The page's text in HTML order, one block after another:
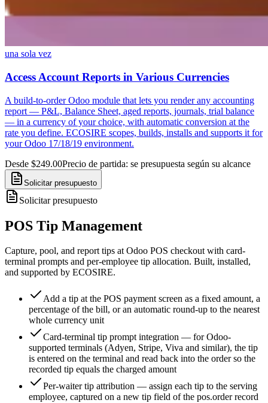
una sola vez
Access Account Reports in Various Currencies
A build-to-order Odoo module that lets you render any accounting
report — P&L, Balance Sheet, aged reports, journals, trial balance
— in a currency of your choice, with automatic conversion at the
rate you define. ECOSIRE scopes, builds, installs and supports it for
your Odoo 17/18/19 environment.
Desde $249.00Precio de partida: se presupuesta según su alcance
Solicitar presupuesto
Solicitar presupuesto
POS Tip Management
Capture, pool, and report tips at Odoo POS checkout with card-
terminal prompts and per-employee tip allocation. Built, installed,
and supported by ECOSIRE.
Add a tip at the POS payment screen as a fixed amount, a
percentage of the bill, or an automatic round-up to the nearest
whole currency unit
Card-terminal tip prompt integration — for Odoo-
supported terminals (Adyen, Stripe, Viva and similar), the tip
is entered on the terminal and read back into the order so the
recorded tip equals the charged amount
Per-waiter tip attribution — assign each tip to the serving
employee, captured on a new tip field of the pos.order record